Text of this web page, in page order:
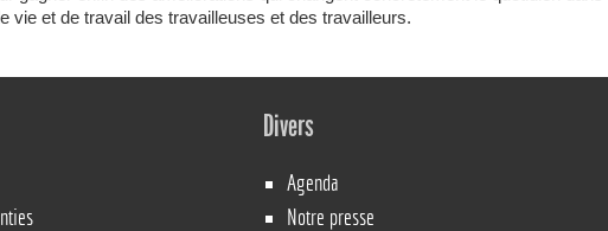
vie et de travail des travailleuses et des travailleurs.
Divers
Agenda
Notre presse